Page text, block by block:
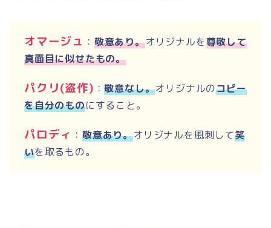
オマージュ ： 敬意あり。オリジナルを尊敬して
真面目に似せたもの。
パクリ(盗作) ：敬意なし。オリジナルのコピー
を自分のものにすること。
パロディ ：敬意あり。オリジナルを風刺して笑
いを取るもの。